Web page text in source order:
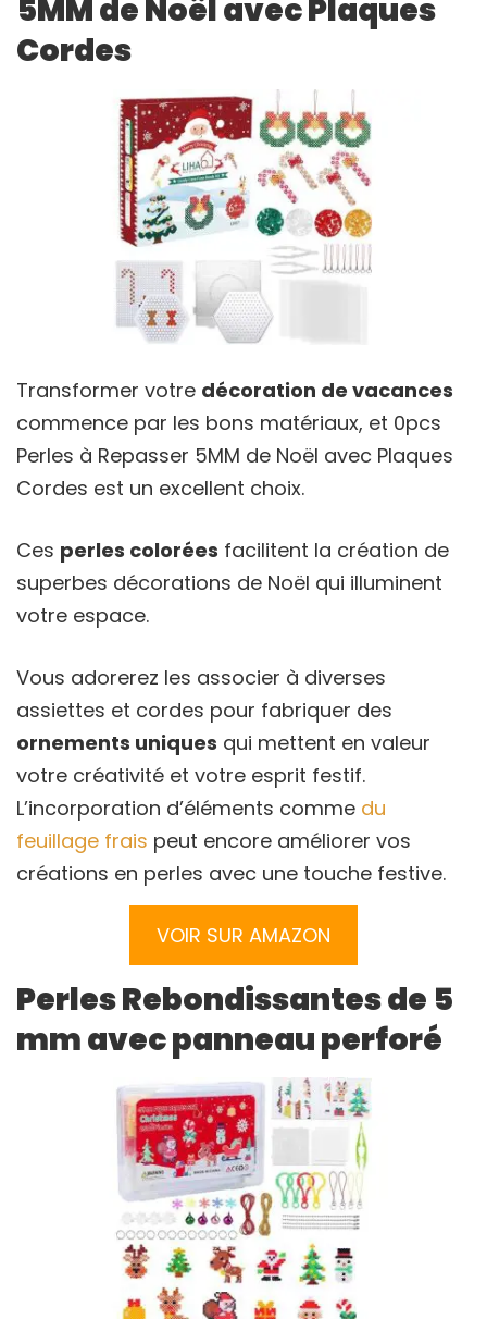
5MM de Noël avec Plaques
Cordes
Transformer votre décoration de vacances
commence par les bons matériaux, et 0pcs
Perles à Repasser 5MM de Noël avec Plaques
Cordes est un excellent choix.
Ces perles colorées facilitent la création de
superbes décorations de Noël qui illuminent
votre espace.
Vous adorerez les associer à diverses
assiettes et cordes pour fabriquer des
ornements uniques qui mettent en valeur
votre créativité et votre esprit festif.
L’incorporation d’éléments comme du
feuillage frais peut encore améliorer vos
créations en perles avec une touche festive.
VOIR SUR AMAZON
Perles Rebondissantes de 5
mm avec panneau perforé